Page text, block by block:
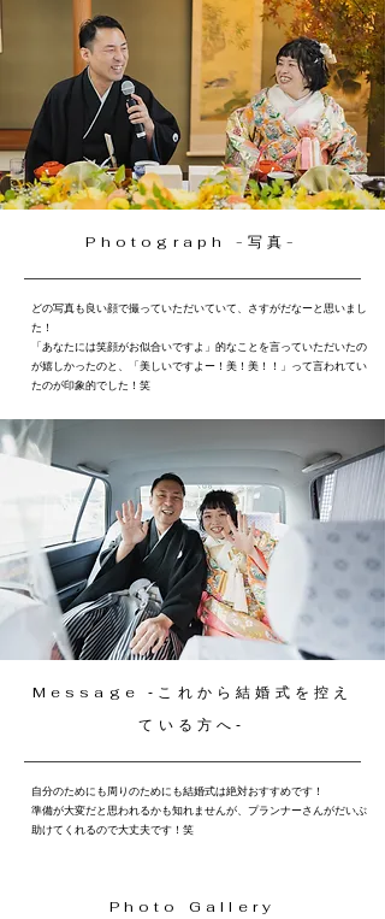
Photograph -写真-
どの写真も良い顔で撮っていただいていて、さすがだなーと思いまし
た！
「あなたには笑顔がお似合いですよ」的なことを言っていただいたの
が嬉しかったのと、「美しいですよー！美！美！！」って言われてい
たのが印象的でした！笑
Message ‐これから結婚式を控え
ている方へ‐
自分のためにも周りのためにも結婚式は絶対おすすめです！
準備が大変だと思われるかも知れませんが、プランナーさんがだいぶ
助けてくれるので大丈夫です！笑
Photo Gallery